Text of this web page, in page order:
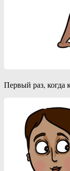
Первый раз, когда